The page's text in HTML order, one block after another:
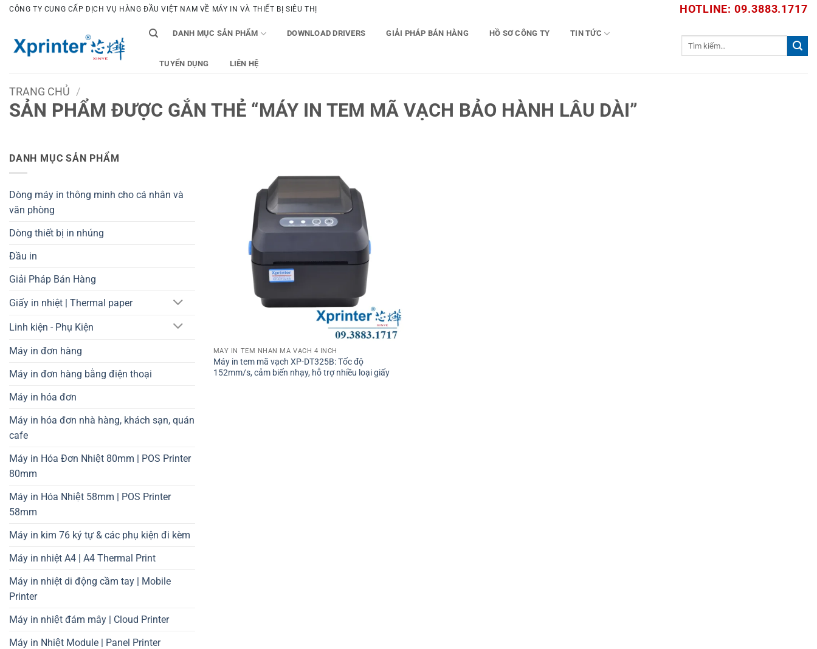
Bỏ
dung
CÔNG TY CUNG CẤP DỊCH VỤ HÀNG ĐẦU VIỆT NAM VỀ MÁY IN VÀ THIẾT BỊ SIÊU THỊ HOTLINE: 09.3883.1717
DANH MỤC SẢN PHẨM DOWNLOAD DRIVERS GIẢI PHÁP BÁN HÀNG HỒ SƠ CÔNG TY TIN TỨC
TUYỂN DỤNG LIÊN HỆ
TRANG CHỦ /
SẢN PHẨM ĐƯỢC GẮN THẺ “MÁY IN TEM MÃ VẠCH BẢO HÀNH LÂU DÀI”
DANH MỤC SẢN PHẨM
Dòng máy in thông minh cho cá nhân và
văn phòng
Dòng thiết bị in nhúng
Đầu in
Giải Pháp Bán Hàng
Giấy in nhiệt | Thermal paper
Linh kiện - Phụ Kiện
Máy in đơn hàng
Máy in đơn hàng bằng điện thoại
Máy in hóa đơn
Máy in hóa đơn nhà hàng, khách sạn, quán
cafe
Máy in Hóa Đơn Nhiệt 80mm | POS Printer
80mm
Máy in Hóa Nhiệt 58mm | POS Printer
58mm
Máy in kim 76 ký tự & các phụ kiện đi kèm
Máy in nhiệt A4 | A4 Thermal Print
Máy in nhiệt di động cầm tay | Mobile
Printer
Máy in nhiệt đám mây | Cloud Printer
Máy in Nhiệt Module | Panel Printer
MÁY IN TEM NHÃN MÃ VẠCH 4 INCH
Máy in tem mã vạch XP-DT325B: Tốc độ
152mm/s, cảm biến nhạy, hỗ trợ nhiều loại giấy